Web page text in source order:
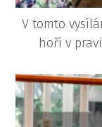
V tomto
hoří v